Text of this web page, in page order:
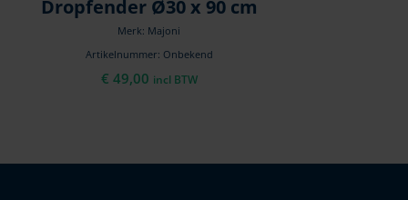
Dropfender Ø30 x 90 cm
Merk: Majoni
Artikelnummer: Onbekend
€ 49,00 incl BTW